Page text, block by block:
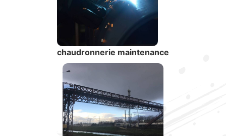
chaudronnerie maintenance